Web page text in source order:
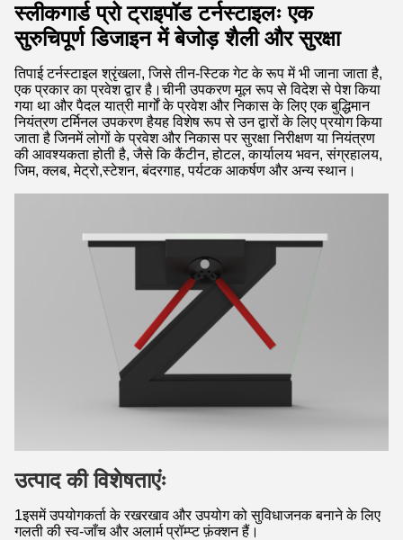
स्लीकगार्ड प्रो ट्राइपॉड टर्नस्टाइलः एक
सुरुचिपूर्ण डिजाइन में बेजोड़ शैली और सुरक्षा
तिपाई टर्नस्टाइल श्रृंखला, जिसे तीन-स्टिक गेट के रूप में भी जाना जाता है,
एक प्रकार का प्रवेश द्वार है।चीनी उपकरण मूल रूप से विदेश से पेश किया
गया था और पैदल यात्री मार्गों के प्रवेश और निकास के लिए एक बुद्धिमान
नियंत्रण टर्मिनल उपकरण हैयह विशेष रूप से उन द्वारों के लिए प्रयोग किया
जाता है जिनमें लोगों के प्रवेश और निकास पर सुरक्षा निरीक्षण या नियंत्रण
की आवश्यकता होती है, जैसे कि कैंटीन, होटल, कार्यालय भवन, संग्रहालय,
जिम, क्लब, मेट्रो,स्टेशन, बंदरगाह, पर्यटक आकर्षण और अन्य स्थान।
उत्पाद की विशेषताएंः
1इसमें उपयोगकर्ता के रखरखाव और उपयोग को सुविधाजनक बनाने के लिए
गलती की स्व-जाँच और अलार्म प्रॉम्प्ट फ़ंक्शन हैं।